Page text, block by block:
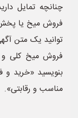
چنانچه تمایل
فروش میخ یا
توانید یک متن
فروش میخ کلی و
بنویسید «خرید
مناسب و رقابتی».